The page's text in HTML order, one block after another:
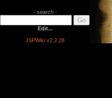
- search -
Edit...
JSPWiki v2.2.28